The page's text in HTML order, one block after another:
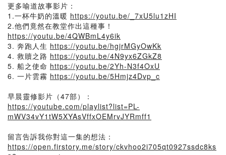
更多喻道故事影片：
1.一杯牛奶的溫暖 https://youtu.be/_7xU5lu1zHI
2.他們竟然在教堂作出這種事！
https://youtu.be/4QWBmL4y6ik
3. 奔跑人生 https://youtu.be/hgjrMGyOwKk
4. 救贖之路 https://youtu.be/4N9yx6ZGkZ8
5. 船之使命 https://youtu.be/2Yh-N3f4OxU
6. 一片雲霧 https://youtu.be/5Hmjz4Dvp_c
早晨靈修影片（47部）：
https://youtube.com/playlist?list=PL-
mWV34vY1tW5XYAsVffxOEMrvJYRmff1
留言告訴我你對這一集的想法：
https://open.firstory.me/story/ckvhoo2i705qt0927ssdc8ks